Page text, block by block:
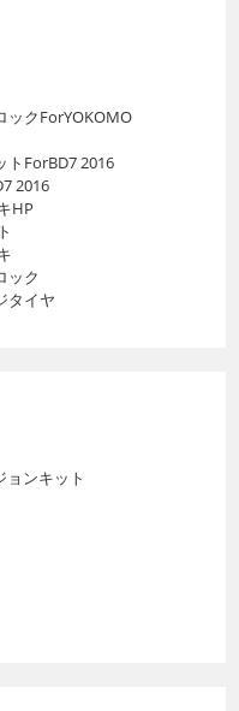
ックForYOKOMO
トForBD7 2016
2016
HP
ック
タイヤ
ョンキット